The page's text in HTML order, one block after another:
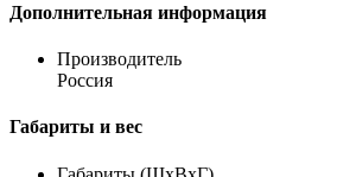
Дополнительная информация
Производитель
Россия
Габариты и вес